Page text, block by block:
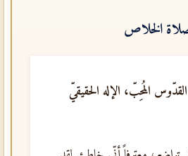
الخلاص
القدّوس المُحِبّ، الإله الحقيقيّ